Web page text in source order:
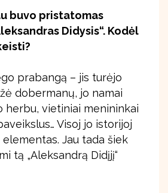
buvo pristatomas
Didysis“. Kodėl
prabangą – jis turėjo
dobermanų, jo namai
herbu, vietiniai menininkai
Visoj jo istorijoj
Jau tada šiek
tą „Aleksandrą Didįjį“